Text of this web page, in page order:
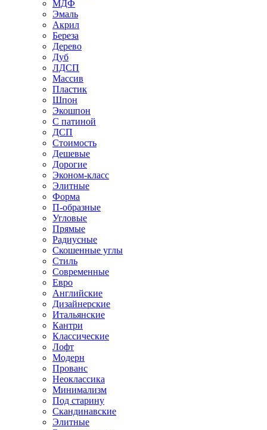
МДФ
Эмаль
Акрил
Береза
Дерево
Дуб
ЛДСП
Массив
Пластик
Шпон
Экошпон
С патиной
ДСП
Стоимость
Дешевые
Дорогие
Эконом-класс
Элитные
Форма
П-образные
Угловые
Прямые
Радиусные
Скошенные углы
Стиль
Современные
Евро
Английские
Дизайнерские
Итальянские
Кантри
Классические
Лофт
Модерн
Прованс
Неоклассика
Минимализм
Под старину
Скандинавские
Элитные